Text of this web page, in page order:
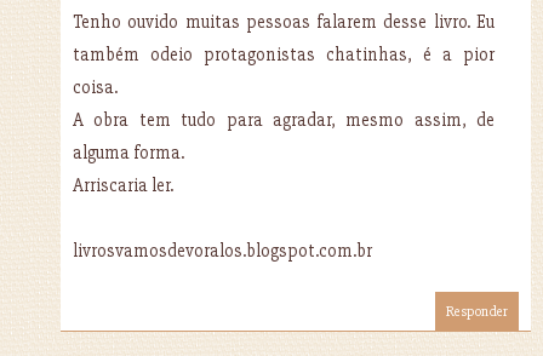
Tenho ouvido muitas pessoas falarem desse livro. Eu
também odeio protagonistas chatinhas, é a pior
coisa.
A obra tem tudo para agradar, mesmo assim, de
alguma forma.
Arriscaria ler.
livrosvamosdevoralos.blogspot.com.br
Responder